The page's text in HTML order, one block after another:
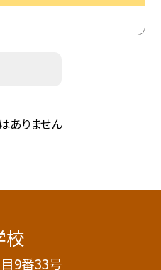
ありません
校
9番33号